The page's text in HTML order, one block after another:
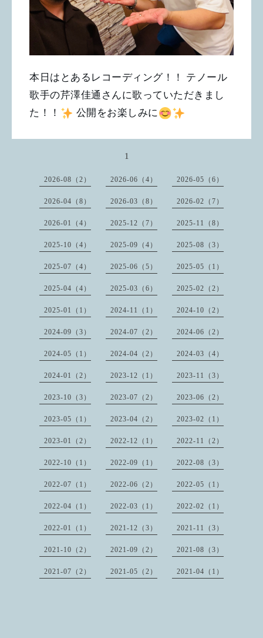
本日はとあるレコーディング！！ テノール
歌手の芹澤佳通さんに歌っていただきまし
た！！
公開をお楽しみに
1
2026-08（2） 2026-06（4） 2026-05（6）
2026-04（8） 2026-03（8） 2026-02（7）
2026-01（4） 2025-12（7） 2025-11（8）
2025-10（4） 2025-09（4） 2025-08（3）
2025-07（4） 2025-06（5） 2025-05（1）
2025-04（4） 2025-03（6） 2025-02（2）
2025-01（1） 2024-11（1） 2024-10（2）
2024-09（3） 2024-07（2） 2024-06（2）
2024-05（1） 2024-04（2） 2024-03（4）
2024-01（2） 2023-12（1） 2023-11（3）
2023-10（3） 2023-07（2） 2023-06（2）
2023-05（1） 2023-04（2） 2023-02（1）
2023-01（2） 2022-12（1） 2022-11（2）
2022-10（1） 2022-09（1） 2022-08（3）
2022-07（1） 2022-06（2） 2022-05（1）
2022-04（1） 2022-03（1） 2022-02（1）
2022-01（1） 2021-12（3） 2021-11（3）
2021-10（2） 2021-09（2） 2021-08（3）
2021-07（2） 2021-05（2） 2021-04（1）